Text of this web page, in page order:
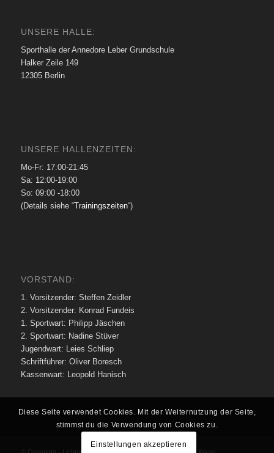
UNSERE HALLE:
Sporthalle der Annedore Leber Grundschule
Halker Zeile 149
12305 Berlin
UNSERE HALLENZEITEN:
Mo-Fr: 17:00-21:45
Sa: 12:00-19:00
So: 09:00 -18:00
(Details siehe “Trainingszeiten“)
VORSTAND:
1. Vorsitzender: Steffen Zeidler
2. Vorsitzender: Konrad Fundeis
1. Sportwart: Philipp Jäschen
2. Sportwart: Nadine Stüver
Jugendwart: Leies Schliep
Schriftführer: Oliver Boresch
Kassenwart: Leopold Hanisch
Diese Seite verwendet Cookies. Mit der Weiternutzung der Seite,
stimmst du die Verwendung von Cookies zu.
Einstellungen akzeptieren